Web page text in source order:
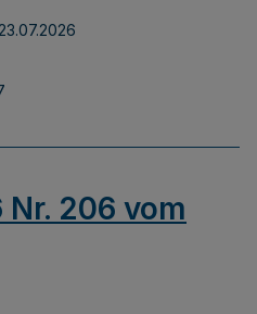
23.07.2026
Nr. 206 vom